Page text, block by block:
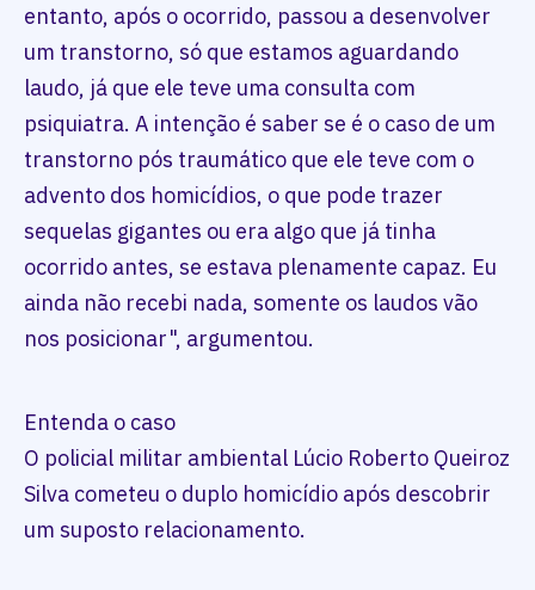
entanto, após o ocorrido, passou a desenvolver
um transtorno, só que estamos aguardando
laudo, já que ele teve uma consulta com
psiquiatra. A intenção é saber se é o caso de um
transtorno pós traumático que ele teve com o
advento dos homicídios, o que pode trazer
sequelas gigantes ou era algo que já tinha
ocorrido antes, se estava plenamente capaz. Eu
ainda não recebi nada, somente os laudos vão
nos posicionar", argumentou.
Entenda o caso
O policial militar ambiental Lúcio Roberto Queiroz
Silva cometeu o duplo homicídio após descobrir
um suposto relacionamento.